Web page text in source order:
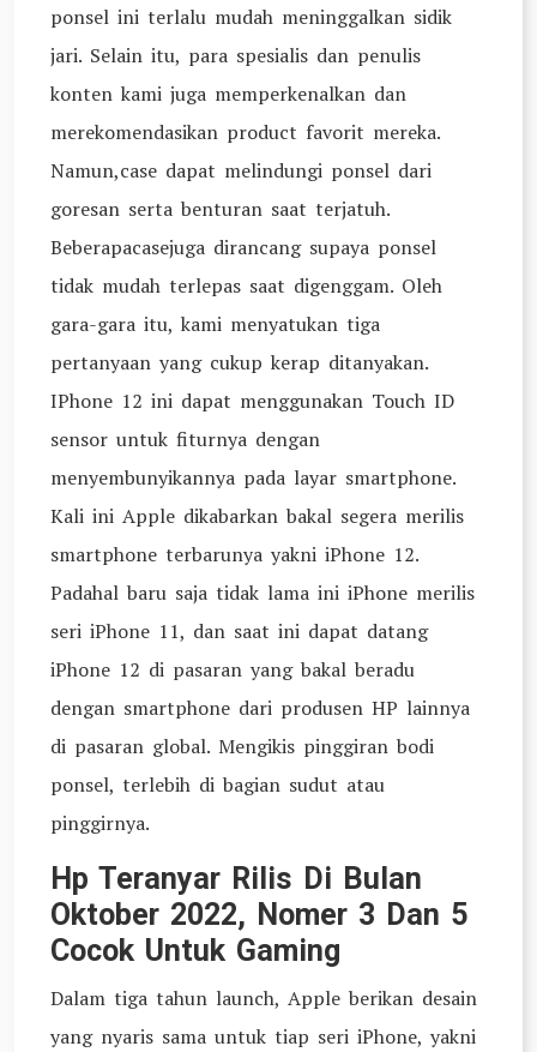
ponsel ini terlalu mudah meninggalkan sidik
jari. Selain itu, para spesialis dan penulis
konten kami juga memperkenalkan dan
merekomendasikan product favorit mereka.
Namun,case dapat melindungi ponsel dari
goresan serta benturan saat terjatuh.
Beberapacasejuga dirancang supaya ponsel
tidak mudah terlepas saat digenggam. Oleh
gara-gara itu, kami menyatukan tiga
pertanyaan yang cukup kerap ditanyakan.
IPhone 12 ini dapat menggunakan Touch ID
sensor untuk fiturnya dengan
menyembunyikannya pada layar smartphone.
Kali ini Apple dikabarkan bakal segera merilis
smartphone terbarunya yakni iPhone 12.
Padahal baru saja tidak lama ini iPhone merilis
seri iPhone 11, dan saat ini dapat datang
iPhone 12 di pasaran yang bakal beradu
dengan smartphone dari produsen HP lainnya
di pasaran global. Mengikis pinggiran bodi
ponsel, terlebih di bagian sudut atau
pinggirnya.
Hp Teranyar Rilis Di Bulan
Oktober 2022, Nomer 3 Dan 5
Cocok Untuk Gaming
Dalam tiga tahun launch, Apple berikan desain
yang nyaris sama untuk tiap seri iPhone, yakni